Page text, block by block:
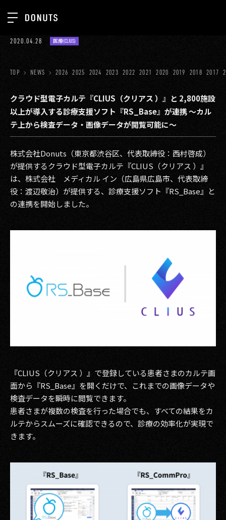
ジョブカン
ゲーム
ミクチャ
医療(CLIUS)
出版メディア
美少女図鑑
イベント
2025
2021
2020
2019
TOP
ABOUT
SERVICES
GROUP
RECRUIT
CONTACT
2020.04.28 医療(CLIUS)
TOP NEWS 2026 2025 2024 2023 2022 2021 2020 2019 2018 2017
クラウド型電子カルテ『CLIUS（クリアス ）』と 2,800施設
以上が導入する診療支援ソフト『RS_Base』が連携 〜カル
テ上から検査データ・画像データが閲覧可能に〜
株式会社Donuts（東京都渋谷区、代表取締役：西村啓成）
が提供するクラウド型電子カルテ『CLIUS（クリアス ）』
は、株式会社 メディカル イン（広島県広島市、代表取締
役：渡辺敬治）が提供する、診療支援ソフト『RS_Base』と
の連携を開始しました。
『CLIUS（クリアス ）』 で登録している患者さまのカルテ画
面から『RS_Base』を開くだけで、これまでの画像データや
検査データを瞬時に閲覧できます。
患者さまが複数の検査を行った場合でも、すべての結果をカ
ルテからスムーズに確認できるので、診療の効率化が実現で
きます。